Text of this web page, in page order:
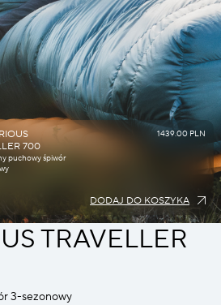
700
puchowy śpiwór
1439.00 PLN
DODAJ DO KOSZYKA
TRAVELLER
3-sezonowy